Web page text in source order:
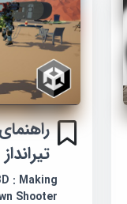
: Making
Shooter